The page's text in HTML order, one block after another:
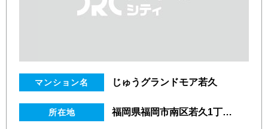
マンション名 じゅうグランドモア若久
所在地 福岡県福岡市南区若久1丁目16番19号